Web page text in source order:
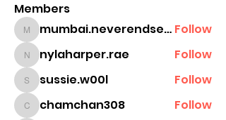
Members
mumbai.neverendservices mumbai.neverendservices Follow
nylaharper.rae
nylaharper.rae Follow
sussie.w00l
sussie.w00l Follow
chamchan308
chamchan308 Follow